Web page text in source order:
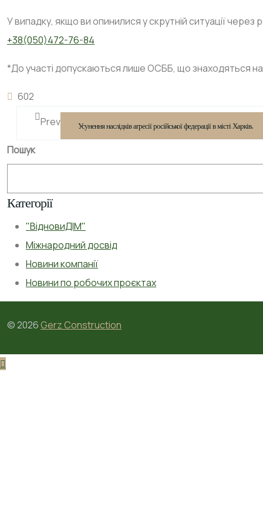
У випадку, якщо ви опинилися у скрутній ситуації
+38(050)472-76-84
*До участі допускаються лише ОСББ, що знаходяться на
602
Prev
Усунення наслідків агресії російської федерації в місті Харків.
Пошук
Категорії
"ВідновиДІМ"
Міжнародний досвід
Новини компанії
Новини по робочих проєктах
©2026Gerz Construction